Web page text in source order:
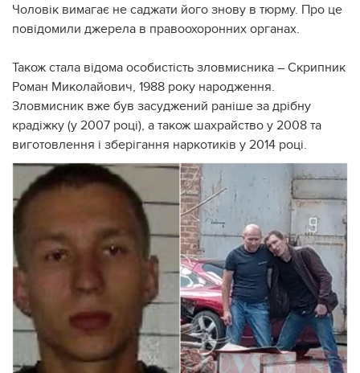
Чоловік вимагає не саджати його знову в тюрму. Про це
повідомили джерела в правоохоронних органах.
Також стала відома особистість зловмисника – Скрипник
Роман Миколайович, 1988 року народження.
Зловмисник вже був засуджений раніше за дрібну
крадіжку (у 2007 році), а також шахрайство у 2008 та
виготовлення і зберігання наркотиків у 2014 році.